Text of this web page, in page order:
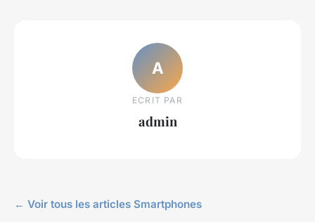
A
ECRIT PAR
admin
← Voir tous les articles Smartphones